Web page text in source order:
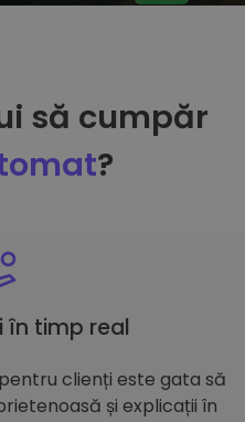
să cumpăr
?
în timp real
clienți este gata să
și explicații în